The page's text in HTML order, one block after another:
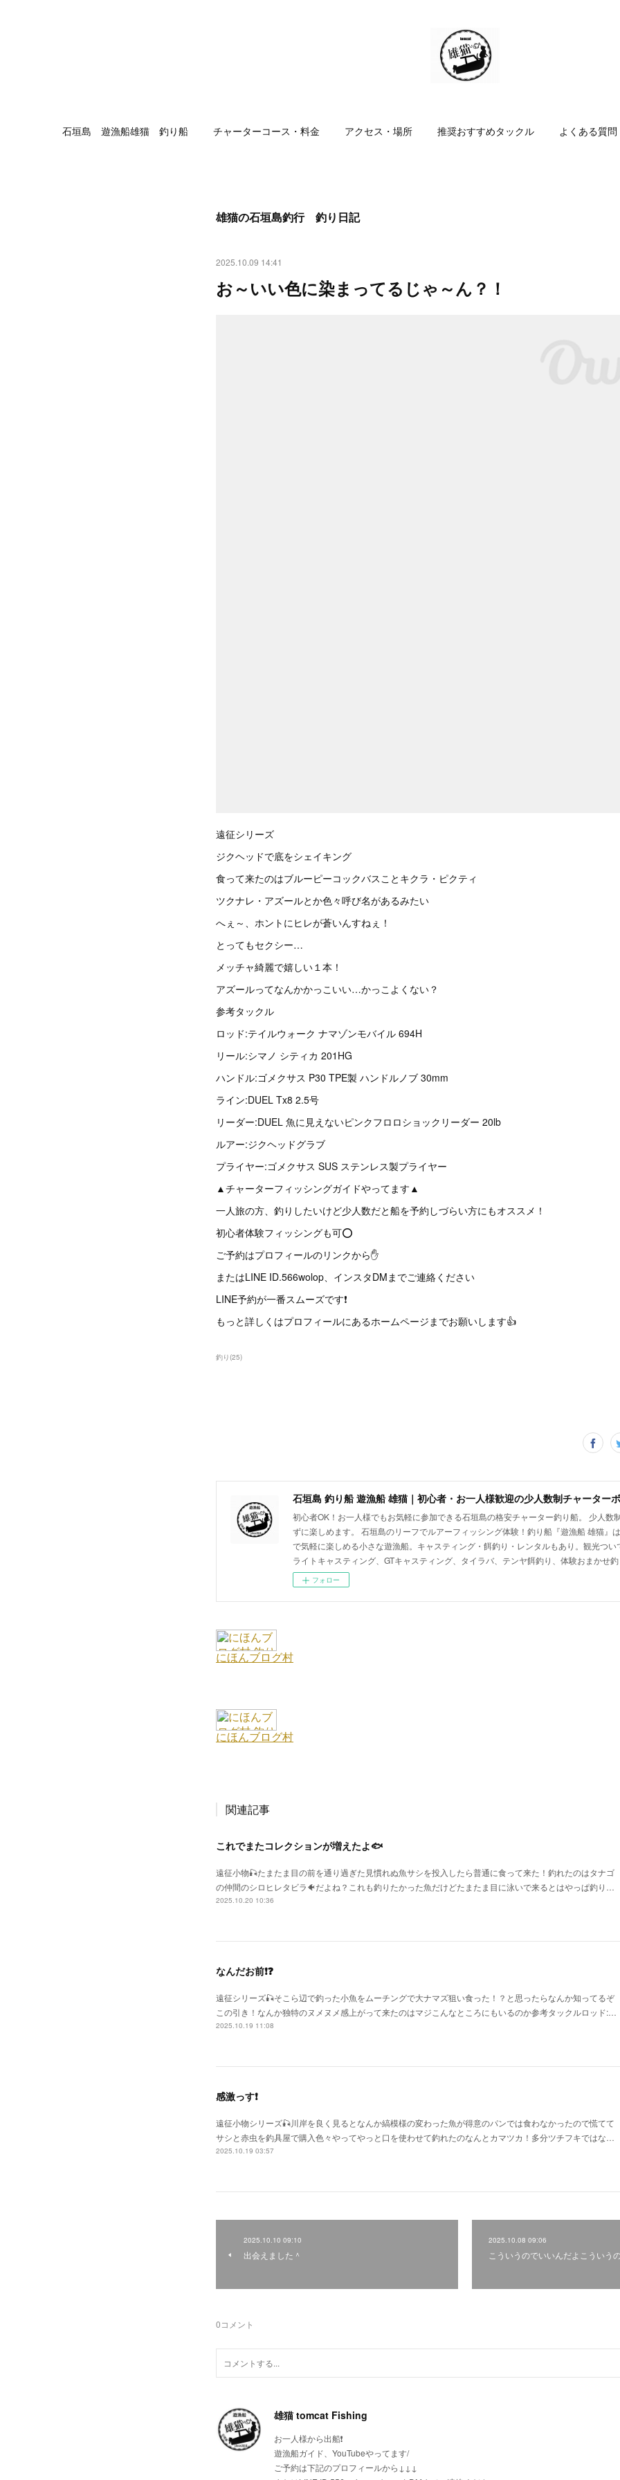
石垣島 遊漁船雄猫 釣り船 チャーターコース・料金 アクセス・場所 推奨おすすめタックル よくある質
雄猫の石垣島釣行 釣り日記
2025.10.09 14:41
お～いい色に染まってるじゃ～ん？！
遠征シリーズ
ジクヘッドで底をシェイキング
食って来たのはブルーピーコックバスことキクラ・ピクティ
ツクナレ・アズールとか色々呼び名があるみたい
へぇ～、ホントにヒレが蒼いんすねぇ！
とってもセクシー…
メッチャ綺麗で嬉しい１本！
アズールってなんかかっこいい…かっこよくない？
参考タックル
ロッド:テイルウォーク ナマゾンモバイル 694H
リール:シマノ シティカ 201HG
ハンドル:ゴメクサス P30 TPE製 ハンドルノブ 30mm
ライン:DUEL Tx8 2.5号
リーダー:DUEL 魚に見えないピンクフロロショックリーダー 20lb
ルアー:ジクヘッドグラブ
プライヤー:ゴメクサス SUS ステンレス製プライヤー
▲チャーターフィッシングガイドやってます▲
一人旅の方、釣りしたいけど少人数だと船を予約しづらい方にもオススメ！
初心者体験フィッシングも可⭕
ご予約はプロフィールのリンクから✋
またはLINE ID.566wolop、インスタDMまでご連絡ください
LINE予約が一番スムーズです❗
もっと詳しくはプロフィールにあるホームページまでお願いします👍
釣り(25)
石垣島 釣り船 遊漁船 雄猫｜初心者・お一人様歓迎の少人数制チャーター
初心者OK！お一人様でもお気軽に参加できる石垣島の格安チャーター釣り船。 少人数
ずに楽しめます。 石垣島のリーフでルアーフィッシング体験！釣り船『遊漁船 雄猫』
で気軽に楽しめる小さな遊漁船。キャスティング・餌釣り・レンタルもあり。観光つ
ライトキャスティング、GTキャスティング、タイラバ、テンヤ餌釣り、体験おまかせ
フォロー
関連記事
これでまたコレクションが増えたよ🐟
遠征小物🎣たまたま目の前を通り過ぎた見慣れぬ魚サシを投入したら普通に食って来た！釣れたのはタナゴ
の仲間のシロヒレタビラ🐠だよね？これも釣りたかった魚だけどたまたま目に泳いで来るとはやっぱ釣り…
2025.10.20 10:36
なんだお前❗❓
遠征シリーズ🎣そこら辺で釣った小魚をムーチングで大ナマズ狙い食った！？と思ったらなんか知ってるぞ
この引き！なんか独特のヌメヌメ感上がって来たのはマジこんなところにもいるのか参考タックルロッド:…
2025.10.19 11:08
感激っす❗
遠征小物シリーズ🎣川岸を良く見るとなんか縞模様の変わった魚が得意のパンでは食わなかったので慌てて
サシと赤虫を釣具屋で購入色々やってやっと口を使わせて釣れたのなんとカマツカ！多分ツチフキではな…
2025.10.19 03:57
2025.10.10 09:10
出会えました＾
2025.10.08 09:06
こういうのでいいんだよこういう
0コメント
雄猫 tomcat Fishing
お一人様から出船❗
遊漁船ガイド、YouTubeやってます/
ご予約は下記のプロフィールから↓↓↓